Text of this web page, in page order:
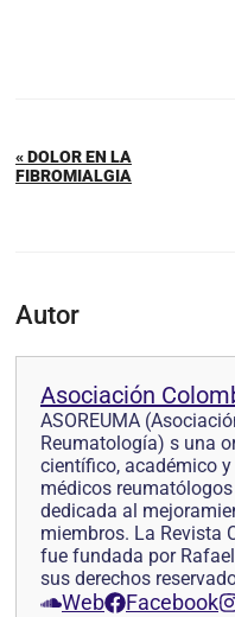
« DOLOR EN LA
FIBROMIALGIA
Autor
Asociación
ASOREUMA
Reumatología) s una
científico, académico
médicos
dedicada al
miembros. La Revista
fue fundada por
sus derechos
Web Facebook